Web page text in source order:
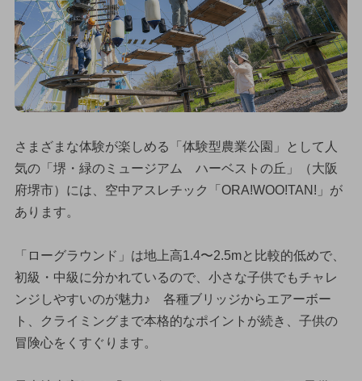
さまざまな体験が楽しめる「体験型農業公園」として人
気の「堺・緑のミュージアム ハーベストの丘」（大阪
府堺市）には、空中アスレチック「ORA!WOO!TAN!」が
あります。
「ローグラウンド」は地上高1.4〜2.5mと比較的低めで、
初級・中級に分かれているので、小さな子供でもチャレ
ンジしやすいのが魅力♪ 各種ブリッジからエアーボー
ト、クライミングまで本格的なポイントが続き、子供の
冒険心をくすぐります。